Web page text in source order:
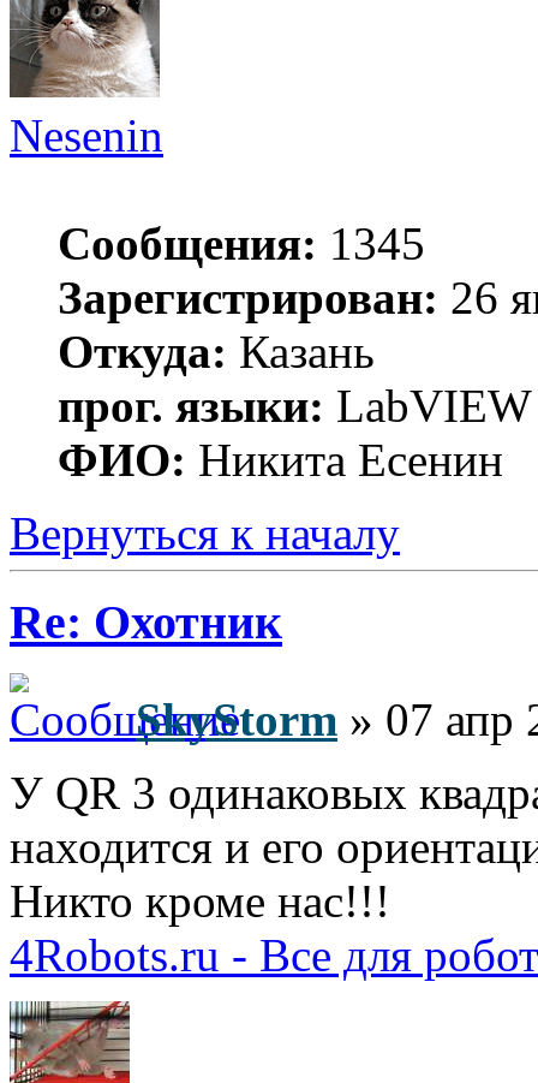
Nesenin
Сообщения: 1345
Зарегистрирован: 26
Откуда: Казань
прог. языки: LabVIEW
ФИО: Никита Есенин
Вернуться к началу
Re: Охотник
SkyStorm » 07 апр
У QR 3 одинаковых
находится и его
Никто кроме нас!!!
4Robots.ru - Все для